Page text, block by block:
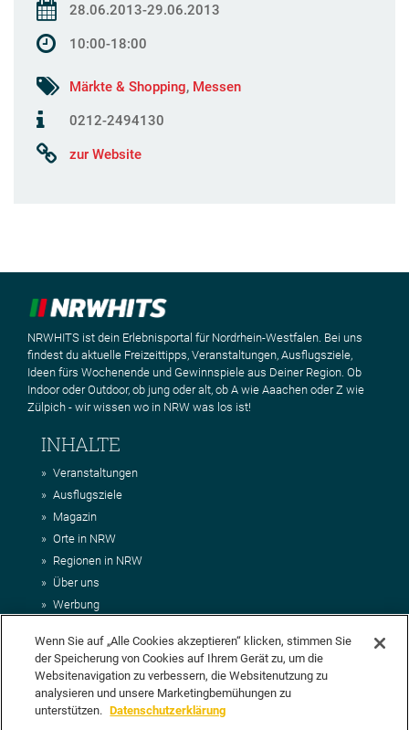
28.06.2013-29.06.2013
10:00-18:00
Märkte & Shopping, Messen
0212-2494130
zur Website
NRWHITS ist dein Erlebnisportal für Nordrhein-Westfalen. Bei uns
findest du aktuelle Freizeittipps, Veranstaltungen, Ausflugsziele,
Ideen fürs Wochenende und Gewinnspiele aus Deiner Region. Ob
Indoor oder Outdoor, ob jung oder alt, ob A wie Aaachen oder Z wie
Zülpich - wir wissen wo in NRW was los ist!
INHALTE
Veranstaltungen
Ausflugsziele
Magazin
Orte in NRW
Regionen in NRW
Über uns
Werbung
Impressum
AGB
Datenschutz
DEIN VORSCHLAG FÜR NRWHITS
Wenn Sie auf „Alle Cookies akzeptieren“ klicken, stimmen Sie
der Speicherung von Cookies auf Ihrem Gerät zu, um die
Websitenavigation zu verbessern, die Websitenutzung zu
analysieren und unsere Marketingbemühungen zu
unterstützen. Datenschutzerklärung